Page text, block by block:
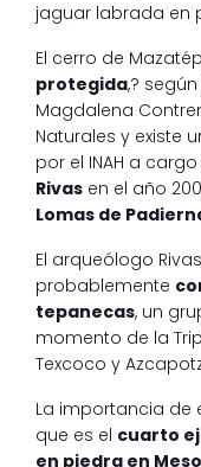
jaguar labrada en
El cerro de
protegida,?
Magdalena
Naturales y existe
por el INAH a
Rivas en el año
Lomas de
El arqueólogo
probablemente
tepanecas, un
momento de la
Texcoco y
La importancia de
que es el cuarto
en piedra en